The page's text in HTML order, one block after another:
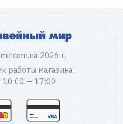
2026 г.
работы магазина:
10:00 — 17:00